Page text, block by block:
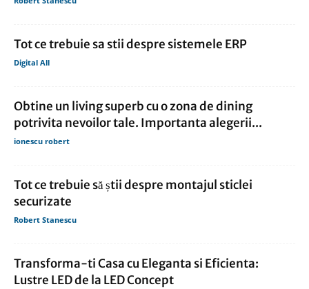
Tot ce trebuie sa stii despre sistemele ERP
Digital All
Obtine un living superb cu o zona de dining
potrivita nevoilor tale. Importanta alegerii...
ionescu robert
Tot ce trebuie să știi despre montajul sticlei
securizate
Robert Stanescu
Transforma-ti Casa cu Eleganta si Eficienta:
Lustre LED de la LED Concept